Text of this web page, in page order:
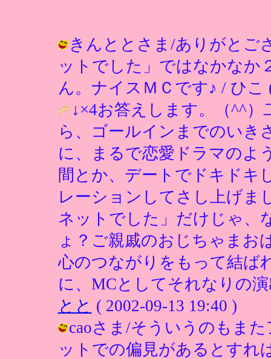
きんととさま/ありがとご
ットでした」ではなかなか
ん。ナイスＭＣです♪ / ひこ
↓×4お答えします。（^^
ら、ゴールインまでのいき
に、まるで恋愛ドラマのよ
間とか、デートでドキドキ
レーションしてさし上げま
ネットでした」だけじゃ、
ょ？ご親戚のおじちゃまお
心のつながりをもって結ば
に、MCとしてそれなりの
とと ( 2002-09-13 19:40 )
caoさま/そういうのもま
ットでの偏見があるとすれ